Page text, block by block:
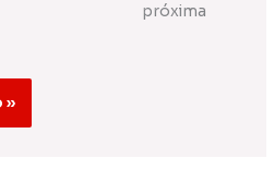
próxima